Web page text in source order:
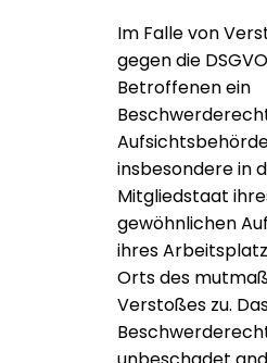
Im Falle von
gegen die
Betroffenen ein
insbesondere in
Mitgliedstaat
gewöhnlichen
ihres
Orts des
Verstoßes zu.